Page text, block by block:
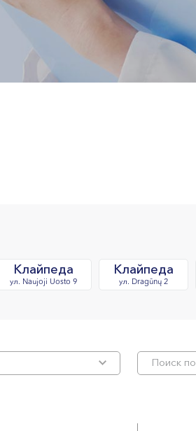
Клайпеда
ул. Naujoji Uosto 9
Клайпеда
ул. Dragūnų 2